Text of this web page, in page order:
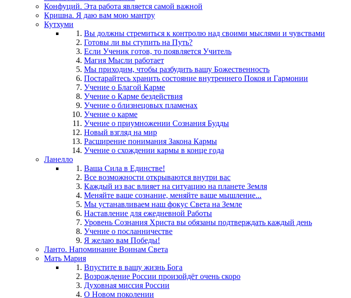
Конфуций. Эта работа является самой важной
Кришна. Я даю вам мою мантру
Кутхуми
Вы должны стремиться к контролю над своими мыслями и чувствами
Готовы ли вы ступить на Путь?
Если Ученик готов, то появляется Учитель
Магия Мысли работает
Мы приходим, чтобы разбудить вашу Божественность
Постарайтесь хранить состояние внутреннего Покоя и Гармонии
Учение о Благой Карме
Учение о Карме бездействия
Учение о близнецовых пламенах
Учение о карме
Учение о приумножении Сознания Будды
Новый взгляд на мир
Расширение понимания Закона Кармы
Учение о схождении кармы в конце года
Ланелло
Ваша Сила в Единстве!
Все возможности открываются внутри вас
Каждый из вас влияет на ситуацию на планете Земля
Меняйте ваше сознание, меняйте ваше мышление...
Мы устанавливаем наш фокус Света на Земле
Наставление для ежедневной Работы
Уровень Сознания Христа вы обязаны подтверждать каждый день
Учение о посланничестве
Я желаю вам Победы!
Ланто. Напоминание Воинам Света
Мать Мария
Впустите в вашу жизнь Бога
Возрождение России произойдёт очень скоро
Духовная миссия России
О Новом поколении